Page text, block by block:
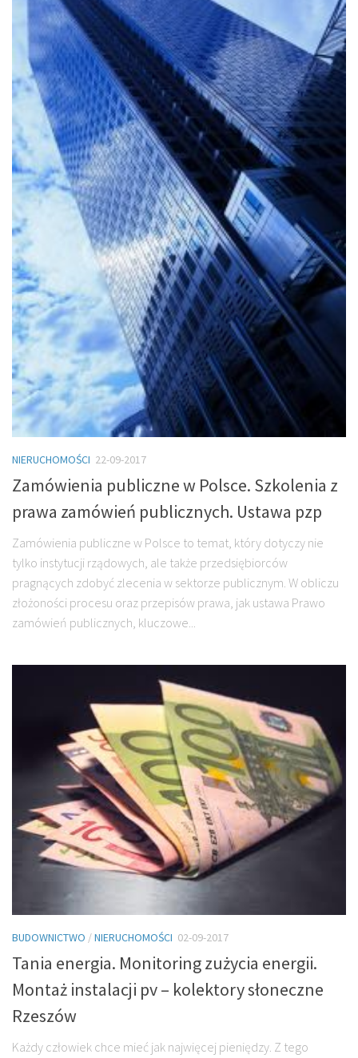
NIERUCHOMOŚCI 22-09-2017
Zamówienia publiczne w Polsce. Szkolenia z
prawa zamówień publicznych. Ustawa pzp
Zamówienia publiczne w Polsce to temat, który dotyczy nie
tylko instytucji rządowych, ale także przedsiębiorców
pragnących zdobyć zlecenia w sektorze publicznym. W obliczu
złożoności procesu oraz przepisów prawa, jak ustawa Prawo
zamówień publicznych, kluczowe...
BUDOWNICTWO /NIERUCHOMOŚCI 02-09-2017
Tania energia. Monitoring zużycia energii.
Montaż instalacji pv – kolektory słoneczne
Rzeszów
Każdy człowiek chce mieć jak najwięcej pieniędzy. Z tego